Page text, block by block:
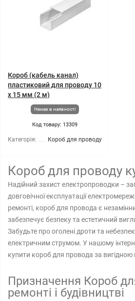
Короб (кабель канал)
пластиковий для проводу 10
х 15 мм (2 м)
Немає в наявності
Код товару: 13309
Категорія: Короб для проводу
Короб для проводу
Надійний захист електропроводки –
довговічної експлуатації
ремонті, короб для провода є
забезпечує безпеку та естетичний
Забудьте про оголені дроти та
електричним струмом. У нашому
купити короб для провода за вигідною
Призначення Короб
ремонті і будівництві